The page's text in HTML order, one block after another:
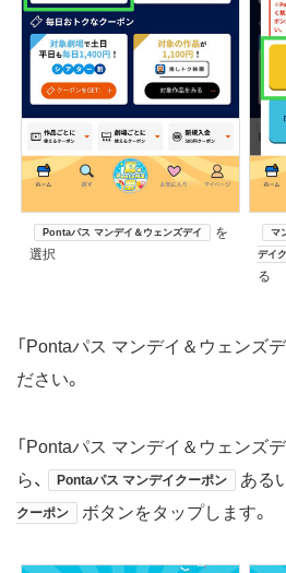
Pontaパス マンデイ＆ウェンズデイ
を
選択
マ
デイ
る
「Pontaパス マンデイ＆ウェンズ
ださい。
「Pontaパス マンデイ＆ウェンズ
ら、
Pontaパス マンデイクーポン ある
クーポン ボタンをタップします。